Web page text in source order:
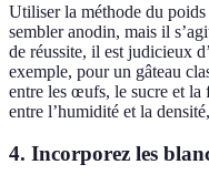
Utiliser la méthode du
sembler anodin, mais il
de réussite, il est judicieux
exemple, pour un gâteau
entre les œufs, le sucre et la
entre l’humidité et la
4. Incorporez les